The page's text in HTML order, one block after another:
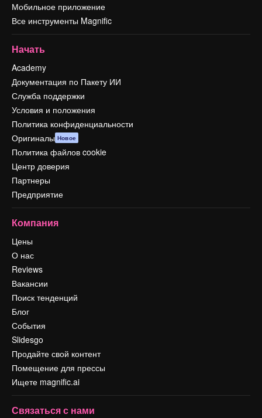
Мобильное приложение
Все инструменты Magnific
Начать
Academy
Документация по Пакету ИИ
Служба поддержки
Условия и положения
Политика конфиденциальности
Оригиналы Новое
Политика файлов cookie
Центр доверия
Партнеры
Предприятие
Компания
Цены
О нас
Reviews
Вакансии
Поиск тенденций
Блог
События
Slidesgo
Продайте свой контент
Помещение для прессы
Ищете magnific.ai
Связаться с нами